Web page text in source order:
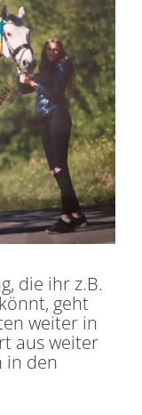
die ihr z.B.
geht
weiter in
aus weiter
in den